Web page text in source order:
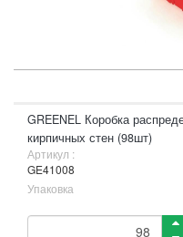
GREENEL Коробка
кирпичных стен (98шт)
Артикул :
GE41008
Упаковка